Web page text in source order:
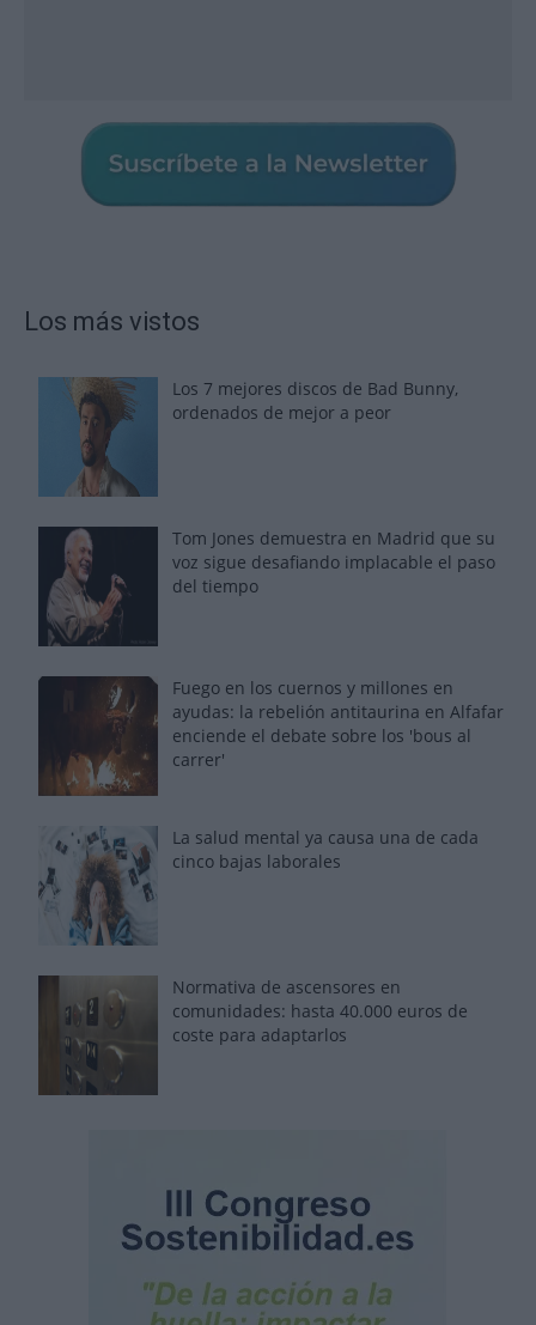
Los más vistos
Los 7 mejores discos de Bad Bunny,
ordenados de mejor a peor
Tom Jones demuestra en Madrid que su
voz sigue desafiando implacable el paso
del tiempo
Fuego en los cuernos y millones en
ayudas: la rebelión antitaurina en Alfafar
enciende el debate sobre los 'bous al
carrer'
La salud mental ya causa una de cada
cinco bajas laborales
Normativa de ascensores en
comunidades: hasta 40.000 euros de
coste para adaptarlos